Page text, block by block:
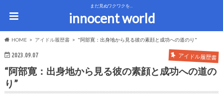
まだ見ぬワクワクを…
innocent world
HOME アイドル履歴書 "阿部寛：出身地から見る彼の素顔と成功への道のり"
2023.09.07 アイドル履歴書
“阿部寛：出身地から見る彼の素顔と成功への道の
り”